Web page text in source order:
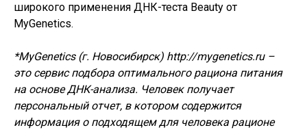
широкого применения ДНК-теста Beauty от
MyGenetics.
*MyGenetics (г. Новосибирск) http://mygenetics.ru –
это сервис подбора оптимального рациона питания
на основе ДНК-анализа. Человек получает
персональный отчет, в котором содержится
информация о подходящем для человека рационе